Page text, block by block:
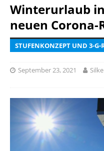
Winterurlaub
neuen Corona-
STUFENKONZEPT UND 3-G-
September 23, 2021